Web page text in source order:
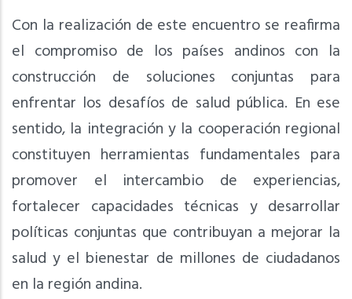
Con la realización de este encuentro se reafirma
el compromiso de los países andinos con la
construcción de soluciones conjuntas para
enfrentar los desafíos de salud pública. En ese
sentido, la integración y la cooperación regional
constituyen herramientas fundamentales para
promover el intercambio de experiencias,
fortalecer capacidades técnicas y desarrollar
políticas conjuntas que contribuyan a mejorar la
salud y el bienestar de millones de ciudadanos
en la región andina.